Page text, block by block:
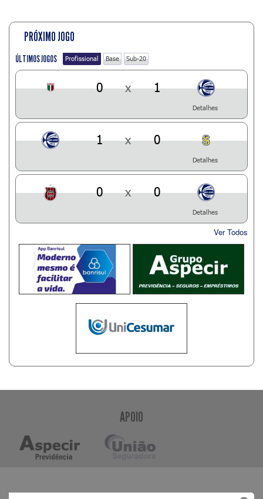
PRÓXIMO JOGO
ÚLTIMOS JOGOS Profissional Base Sub-20
0 x 1
Detalhes
1 x 0
Detalhes
0 x 0
Detalhes
Ver Todos
APOIO